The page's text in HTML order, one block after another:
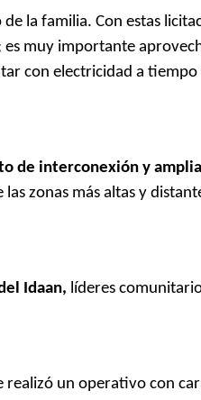
la familia. Con estas
es muy importante
con electricidad a
de interconexión y
zonas más altas y
Idaan, líderes
realizó un operativo con